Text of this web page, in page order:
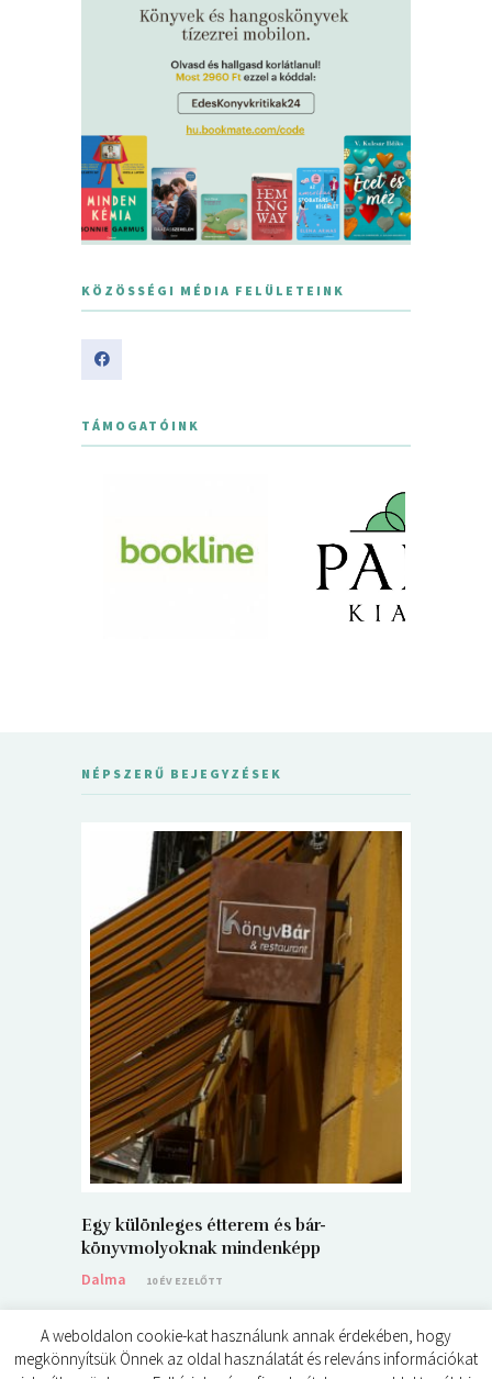
KÖZÖSSÉGI MÉDIA FELÜLETEINK
TÁMOGATÓINK
NÉPSZERŰ BEJEGYZÉSEK
Egy különleges étterem és bár-
könyvmolyoknak mindenképp
Dalma
10 ÉV EZELŐTT
A weboldalon cookie-kat használunk annak érdekében, hogy
megkönnyítsük Önnek az oldal használatát és releváns információkat